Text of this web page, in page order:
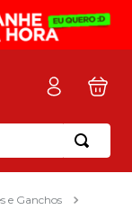
e Ganchos